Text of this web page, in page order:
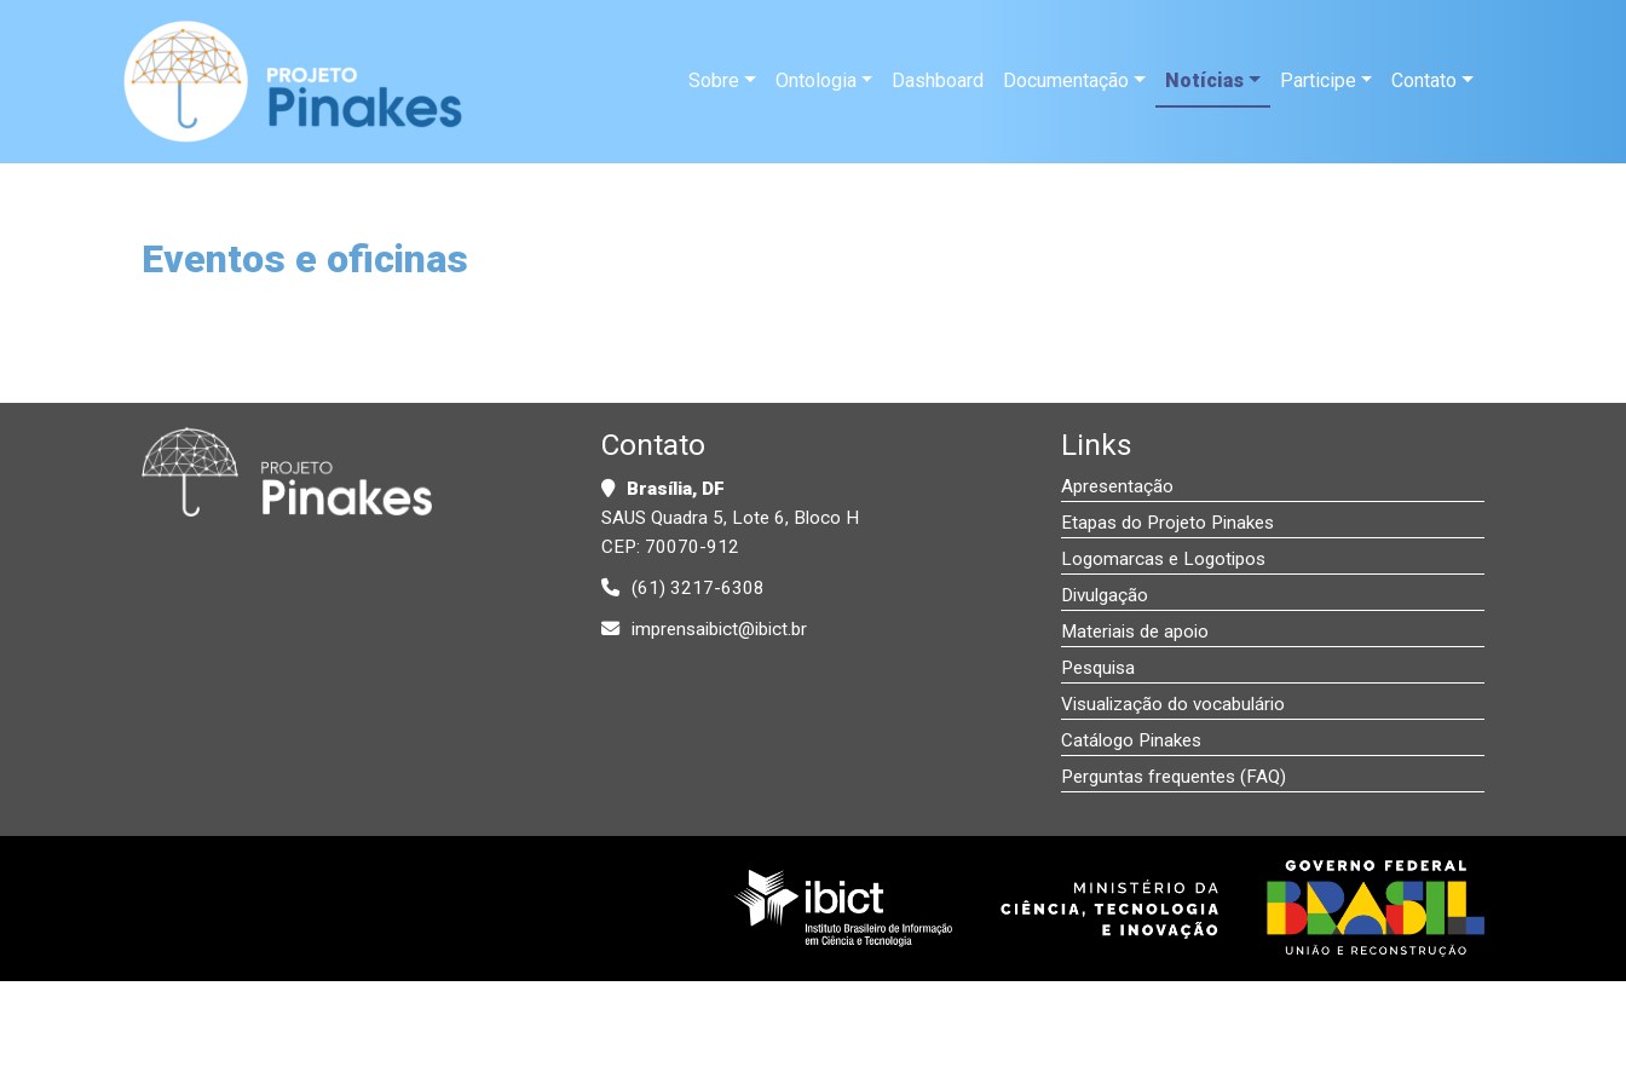
Sobre Ontologia Dashboard Documentação Notícias Participe Contato
Eventos e oficinas
Contato
Brasília, DF
SAUS Quadra 5, Lote 6, Bloco H
CEP: 70070-912
(61) 3217-6308
imprensaibict@ibict.br
Links
Apresentação
Etapas do Projeto Pinakes
Logomarcas e Logotipos
Divulgação
Materiais de apoio
Pesquisa
Visualização do vocabulário
Catálogo Pinakes
Perguntas frequentes (FAQ)